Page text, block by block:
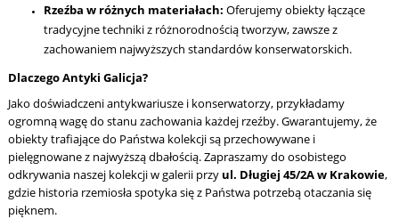
Rzeźba w różnych materiałach: Oferujemy obiekty łączące
tradycyjne techniki z różnorodnością tworzyw, zawsze z
zachowaniem najwyższych standardów konserwatorskich.
Dlaczego Antyki Galicja?
Jako doświadczeni antykwariusze i konserwatorzy, przykładamy
ogromną wagę do stanu zachowania każdej rzeźby. Gwarantujemy, że
obiekty trafiające do Państwa kolekcji są przechowywane i
pielęgnowane z najwyższą dbałością. Zapraszamy do osobistego
odkrywania naszej kolekcji w galerii przy ul. Długiej 45/2A w Krakowie,
gdzie historia rzemiosła spotyka się z Państwa potrzebą otaczania się
pięknem.